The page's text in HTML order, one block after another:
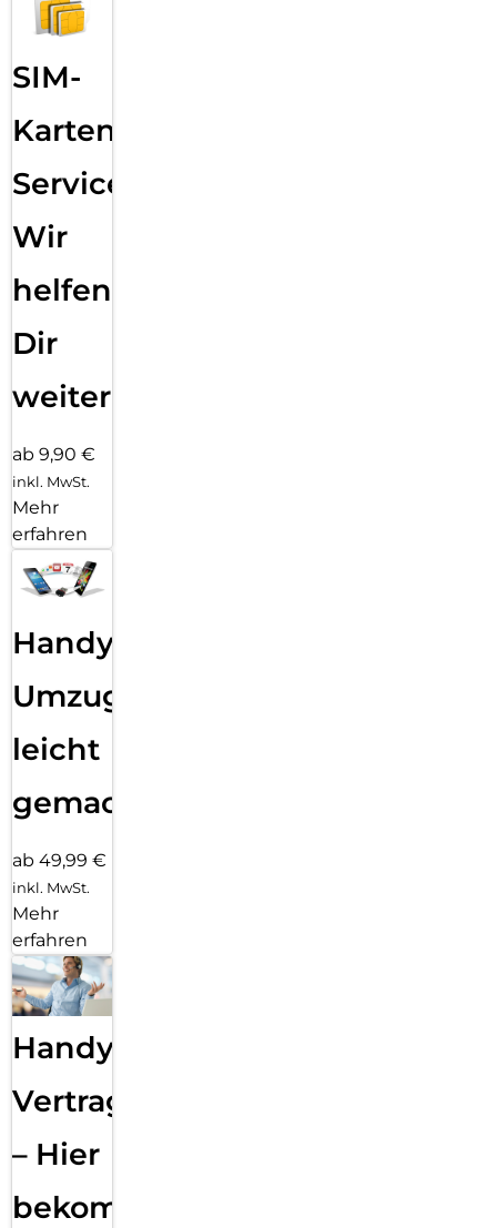
SIM-
Karten
Service:
Wir
helfen
Dir
weiter
ab 9,90 €
inkl. MwSt.
Mehr
erfahren
Handy
Umzug
leicht
gemacht!
ab 49,99 €
inkl. MwSt.
Mehr
erfahren
Handy
Vertragsabwicklung
– Hier
bekommst